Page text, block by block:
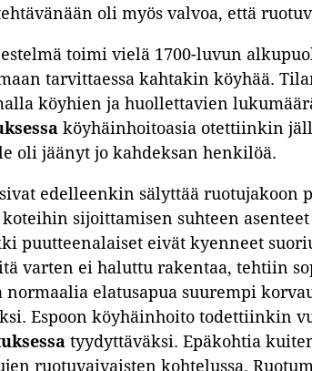
oli myös valvoa, että
toimi vielä 1700-luvun
tarvittaessa kahtakin köyhää.
köyhien ja huollettavien
köyhäinhoitoasia otettiinkin
oli jäänyt jo kahdeksan henkilöä.
edelleenkin sälyttää ruotujakoon
sijoittamisen suhteen
puutteenalaiset eivät kyenneet
varten ei haluttu rakentaa, tehtiin
normaalia elatusapua suurempi
Espoon köyhäinhoito todettiinkin
tyydyttäväksi. Epäkohtia
ruotuvaivaisten kohtelussa.